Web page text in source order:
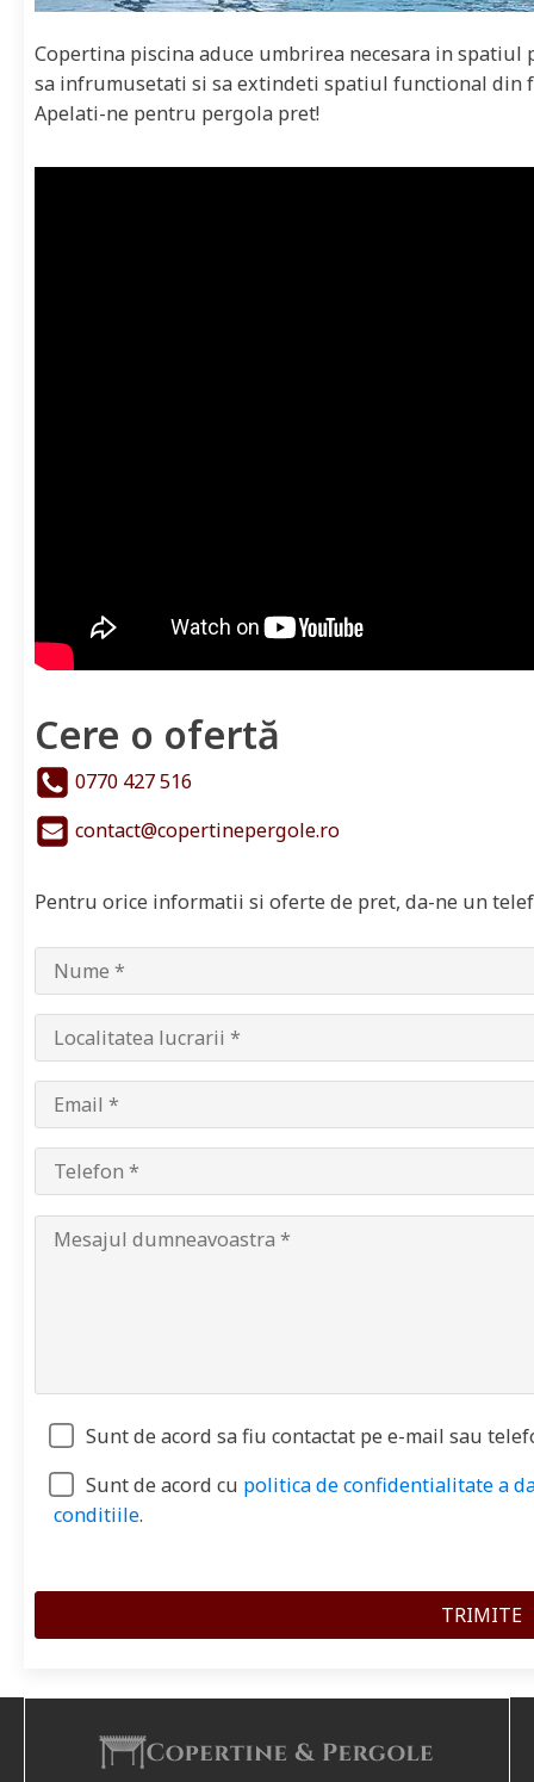
Copertina piscina aduce umbrirea necesara in
sa infrumusetati si sa extindeti spatiul functional din
Apelati-ne pentru pergola pret!
Cere o ofertă
0770 427 516
contact@copertinepergole.ro
Pentru orice informatii si oferte de pret, da-ne un
Sunt de acord sa fiu contactat pe e-mail sau
Sunt de acord cu politica de confidentialitate a
conditiile.